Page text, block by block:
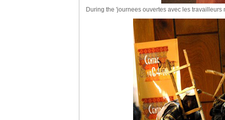
During the 'journees ouvertes avec les